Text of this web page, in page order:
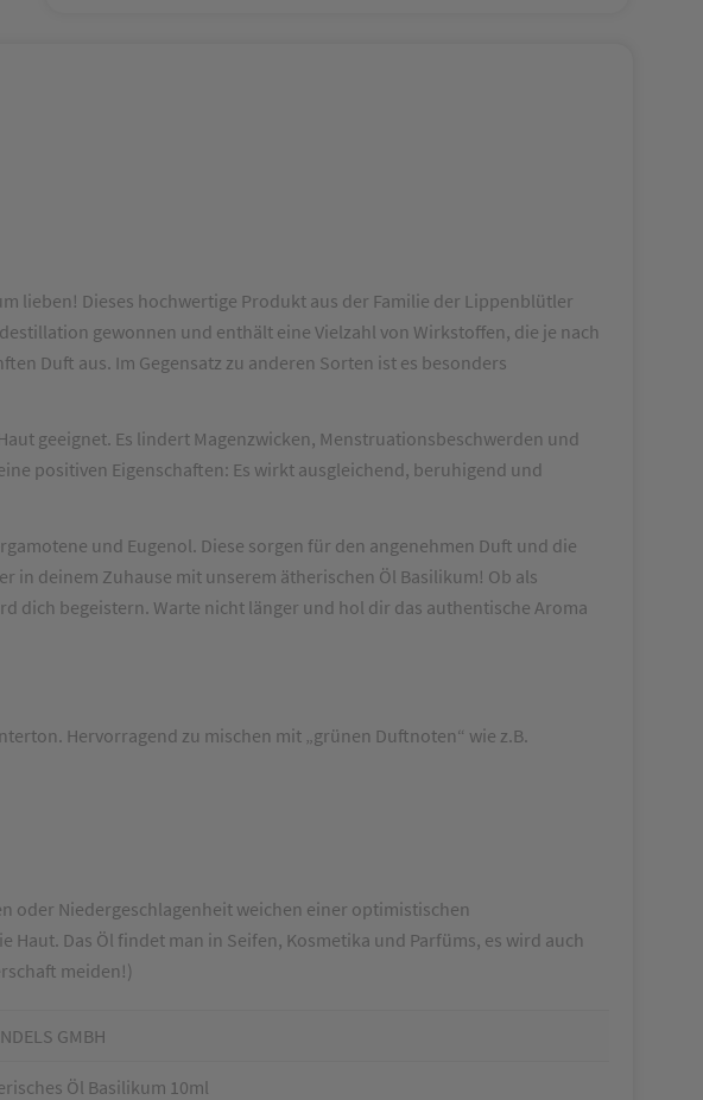
lieben! Dieses hochwertige Produkt aus der Familie der Lippenblütler
gewonnen und enthält eine Vielzahl von Wirkstoffen, die je nach
Duft aus. Im Gegensatz zu anderen Sorten ist es besonders
geeignet. Es lindert Magenzwicken, Menstruationsbeschwerden und
positiven Eigenschaften: Es wirkt ausgleichend, beruhigend und
und Eugenol. Diese sorgen für den angenehmen Duft und die
deinem Zuhause mit unserem ätherischen Öl Basilikum! Ob als
dich begeistern. Warte nicht länger und hol dir das authentische Aroma
Hervorragend zu mischen mit „grünen Duftnoten“ wie z.B.
oder Niedergeschlagenheit weichen einer optimistischen
Das Öl findet man in Seifen, Kosmetika und Parfüms, es wird auch
meiden!)
GMBH
Öl Basilikum 10ml